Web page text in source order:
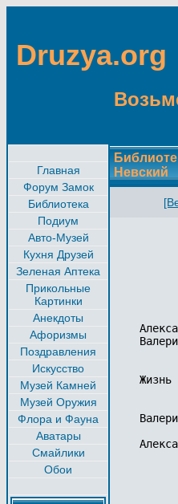
Druzya.org
Главная
Форум Замок
Библиотека
Подиум
Авто-Музей
Кухня Друзей
Зеленая Аптека
Прикольные
Картинки
Анекдоты
Афоризмы
Поздравления
Искусство
Музей Камней
Музей Оружия
Флора и Фауна
Аватары
Смайлики
Обои
Невский
Жизнь